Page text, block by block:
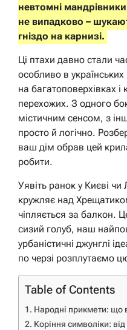
невтомні
не випадково –
гніздо на карнизі.
Ці птахи давно стали
особливо в українських
на багатоповерхівках і
перехожих. З одного
містичним сенсом, з
просто й логічно.
ваш дім обрав цей
робити.
Уявіть ранок у Києві чи
кружляє над
чіпляється за балкон.
сизий голуб, наш
урбаністичні джунглі
по черзі розплутаємо
Table of Contents
Народні прикмети: що
Коріння символіки: від